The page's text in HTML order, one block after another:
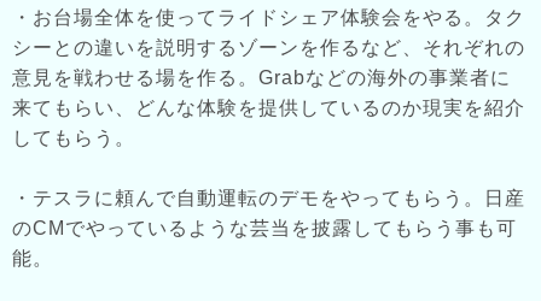
・お台場全体を使ってライドシェア体験会をやる。タク
シーとの違いを説明するゾーンを作るなど、それぞれの
意見を戦わせる場を作る。Grabなどの海外の事業者に
来てもらい、どんな体験を提供しているのか現実を紹介
してもらう。
・テスラに頼んで自動運転のデモをやってもらう。日産
のCMでやっているような芸当を披露してもらう事も可
能。